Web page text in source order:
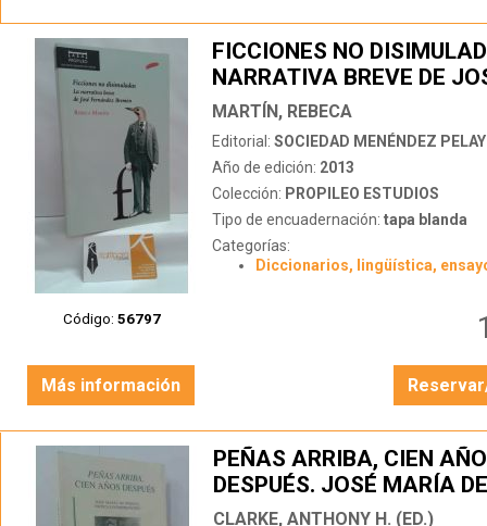
Código: 56797
FICCIONES NO
NARRATIVA BREVE DE
FERNÁNDEZ BREMÓN
MARTÍN, REBECA
Editorial: SOCIEDAD MENÉNDEZ
Año de edición: 2013
Colección: PROPILEO ESTUDIOS
Tipo de encuadernación: tapa blanda
Categorías:
Diccionarios, lingüística,
Más información
PEÑAS ARRIBA, CIEN
DESPUÉS. JOSÉ MARÍA
CRÍTICA E
CLARKE, ANTHONY H. (ED.)